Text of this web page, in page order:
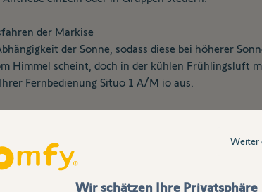
der Markise
der Sonne, sodass diese bei höherer
Himmel scheint, doch in der kühlen Frühlingsluft
Fernbedienung Situo 1 A/M io aus.
einem kurzen Griff zur Fernbedienung können
Wir schätzen Ihre Privatsphäre
Weiter